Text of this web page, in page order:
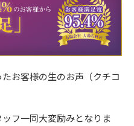
お客様の生のお声（クチコ
フ一同大変励みとなりま